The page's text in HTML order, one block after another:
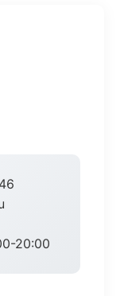
20:00